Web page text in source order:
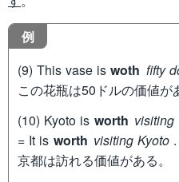
例
(9) This vase is woth fifty
この花瓶は50ドルの価値が
(10) Kyoto is worth visiting
= It is worth visiting Kyoto .
京都は訪れる価値がある。